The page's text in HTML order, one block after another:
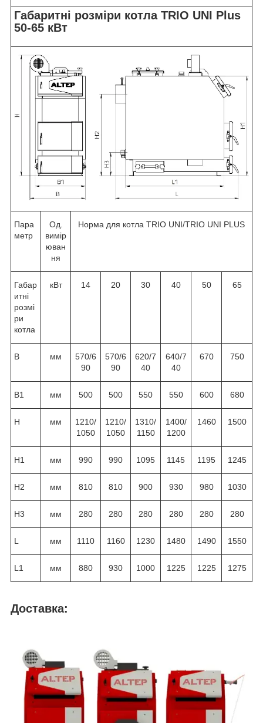
Габаритні розміри котла TRIO UNI Plus
50-65 кВт
Пара
метр
Од.
вимір
юван
ня
Норма для котла TRIO UNI/TRIO UNI PLUS
Габар
итні
розмі
ри
котла
кВт 14 20 30 40 50 65
B мм
570/6
90
570/6
90
620/7
40
640/7
40
670 750
B1 мм 500 500 550 550 600 680
H мм
1210/
1050
1210/
1050
1310/
1150
1400/
1200
1460 1500
H1 мм 990 990 1095 1145 1195 1245
H2 мм 810 810 900 930 980 1030
H3 мм 280 280 280 280 280 280
L мм 1110 1160 1230 1480 1490 1550
L1 мм 880 930 1000 1225 1225 1275
Доставка: